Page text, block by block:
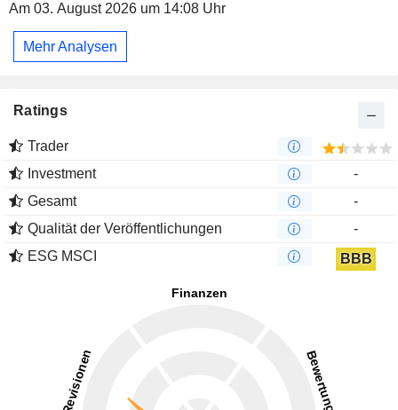
Am 03. August 2026 um 14:08 Uhr
Mehr Analysen
Ratings
Trader
Investment
-
Gesamt
-
Qualität der Veröffentlichungen
-
ESG MSCI
BBB